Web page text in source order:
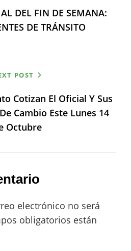
DEL FIN DE SEMANA:
DE TRÁNSITO
POST
Cotizan El Oficial Y Sus
Cambio Este Lunes 14
Octubre
electrónico no será
obligatorios están